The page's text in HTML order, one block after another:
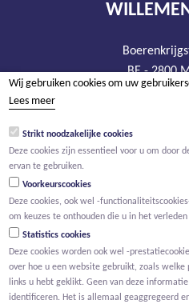
BE - 2800
tel +32 15
BTW BE
Wij gebruiken cookies om uw
Lees meer
Strikt noodzakelijke cookies
Deze cookies zijn essentieel voor u om door
ervan te gebruiken.
Voorkeurscookies
Deze cookies, ook wel -
om keuzes te onthouden die u in het
Statistics cookies
Deze cookies worden ook wel -
over hoe u een website gebruikt, zoals
links u hebt geklikt. Geen van deze
identificeren. Het is allemaal geaggregeerd